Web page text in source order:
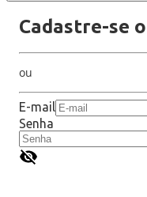
Cadastre-se
ou
E-mail
Senha